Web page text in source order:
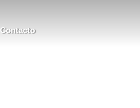
Contacto